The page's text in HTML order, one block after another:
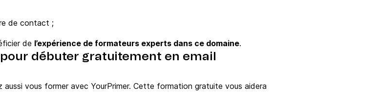
de contact ;
de l’expérience de formateurs experts dans ce domaine.
débuter gratuitement en email
aussi vous former avec YourPrimer. Cette formation gratuite vous aidera